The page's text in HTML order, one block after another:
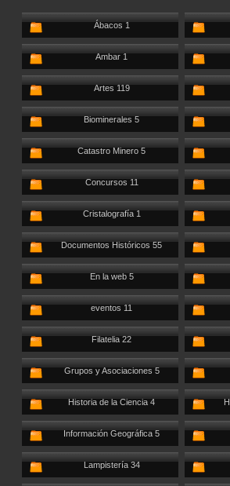
Ábacos 1
Ambar 1
Artes 119
Biominerales 5
Catastro Minero 5
Concursos 11
Cristalografía 1
Documentos Históricos 55
En la web 5
eventos 11
Filatelia 22
Grupos y Asociaciones 5
Historia de la Ciencia 4
Información Geográfica 5
Lampistería 34